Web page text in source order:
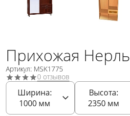
Прихожая Нерль
Артикул: MSK1775
0 отзывов
Ширина:
1000мм
Высота:
2350мм